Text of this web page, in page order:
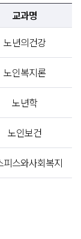
교과명
노년의건강
노인복지론
노년학
노인보건
피스와사회복지